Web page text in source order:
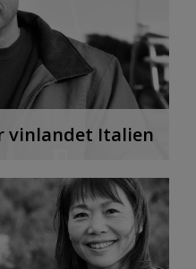
vinlandet Italien